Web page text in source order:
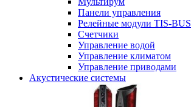
Панели управления
Релейные модули TIS-BUS
Счетчики
Управление водой
Управление климатом
Управление приводами
Акустические системы